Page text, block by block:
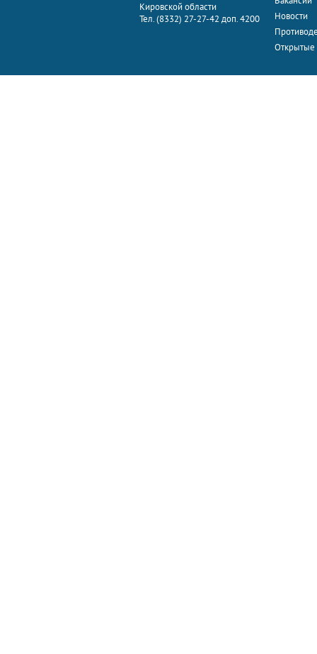
Кировской области
Тел. (8332) 27-27-42 доп. 4200
Новости